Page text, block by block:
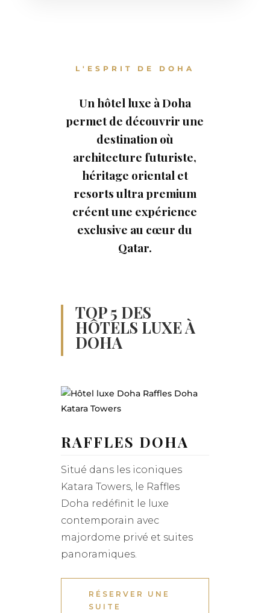
L'ESPRIT DE DOHA
Un hôtel luxe à Doha
permet de découvrir une
destination où
architecture futuriste,
héritage oriental et
resorts ultra premium
créent une expérience
exclusive au cœur du
Qatar.
TOP 5 DES
HÔTELS LUXE À
DOHA
RAFFLES DOHA
Situé dans les iconiques
Katara Towers, le Raffles
Doha redéfinit le luxe
contemporain avec
majordome privé et suites
panoramiques.
RÉSERVER UNE
SUITE